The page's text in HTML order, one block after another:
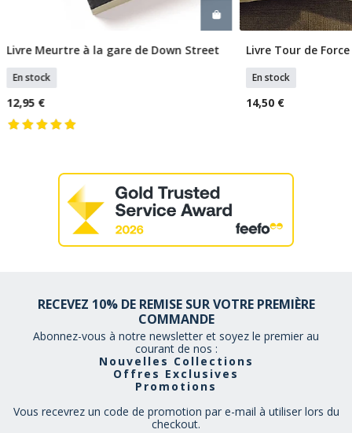
Ajouter Au Panier
Livre Meurtre à la gare de Down Street
En stock
12,95 €
Ajouter
Livre Tour de Force
En stock
14,50 €
RECEVEZ 10% DE REMISE SUR VOTRE PREMIÈRE
COMMANDE
Abonnez-vous à notre newsletter et soyez le premier au
courant de nos :
Nouvelles Collections
Offres Exclusives
Promotions
Vous recevrez un code de promotion par e-mail à utiliser lors du
checkout.